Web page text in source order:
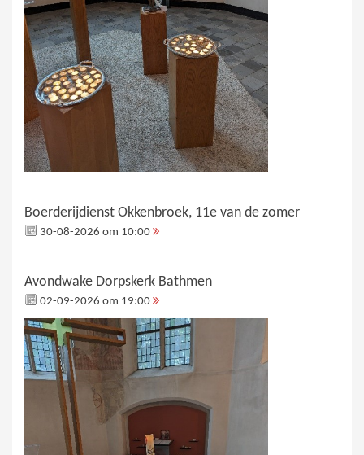
Boerderijdienst Okkenbroek, 11e van de zomer
30-08-2026 om 10:00
Avondwake Dorpskerk Bathmen
02-09-2026 om 19:00